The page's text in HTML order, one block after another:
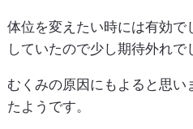
体位を変えたい時には有効
していたので少し期待外れで
むくみの原因にもよると思い
たようです。